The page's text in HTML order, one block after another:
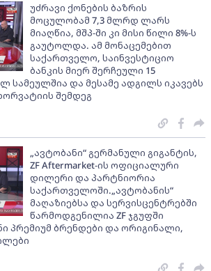
უძრავი ქონების ბაზრის
მოცულობამ 7,3 მლრდ ლარს
მიაღწია, მშპ-ში კი მისი წილი 8%-ს
გაუტოლდა. ამ მონაცემებით
საქართველო, საინვესტიციო
ბანკის მიერ შერჩეული 15
სამეულშია და მესამე ადგილს იკავებს
შემდეგ
„ავტობანი“ გერმანული გიგანტის,
ZF Aftermarket-ის ოფიციალური
დილერი და პარტნიორია
საქართველოში.„ავტობანის“
მაღაზიებსა და სერვისცენტრებში
წარმოდგენილია ZF ჯგუფში
პრემიუმ ბრენდები და ორიგინალი,